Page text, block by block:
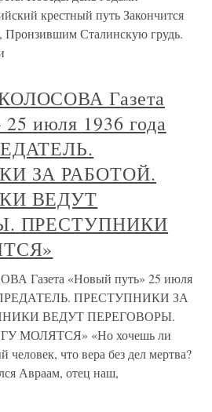
крестный путь Закончится
Пронзившим Сталинскую грудь.
Газета
июля 1936 года
ЗА РАБОТОЙ.
ВЕДУТ
ПРЕСТУПНИКИ
Газета «Новый путь» 25 июля
ПРЕДАТЕЛЬ. ПРЕСТУПНИКИ ЗА
ВЕДУТ ПЕРЕГОВОРЫ.
МОЛЯТСЯ» «Но хочешь ли
человек, что вера без дел мертва?
Авраам, отец наш,